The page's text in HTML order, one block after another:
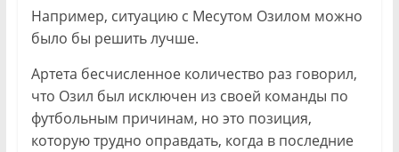
Например, ситуацию с Месутом Озилом можно
было бы решить лучше.
Артета бесчисленное количество раз говорил,
что Озил был исключен из своей команды по
футбольным причинам, но это позиция,
которую трудно оправдать, когда в последние